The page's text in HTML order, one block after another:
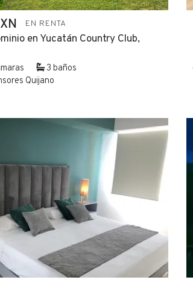
EN RENTA
en Yucatán Country Club,
3 baños
Quijano